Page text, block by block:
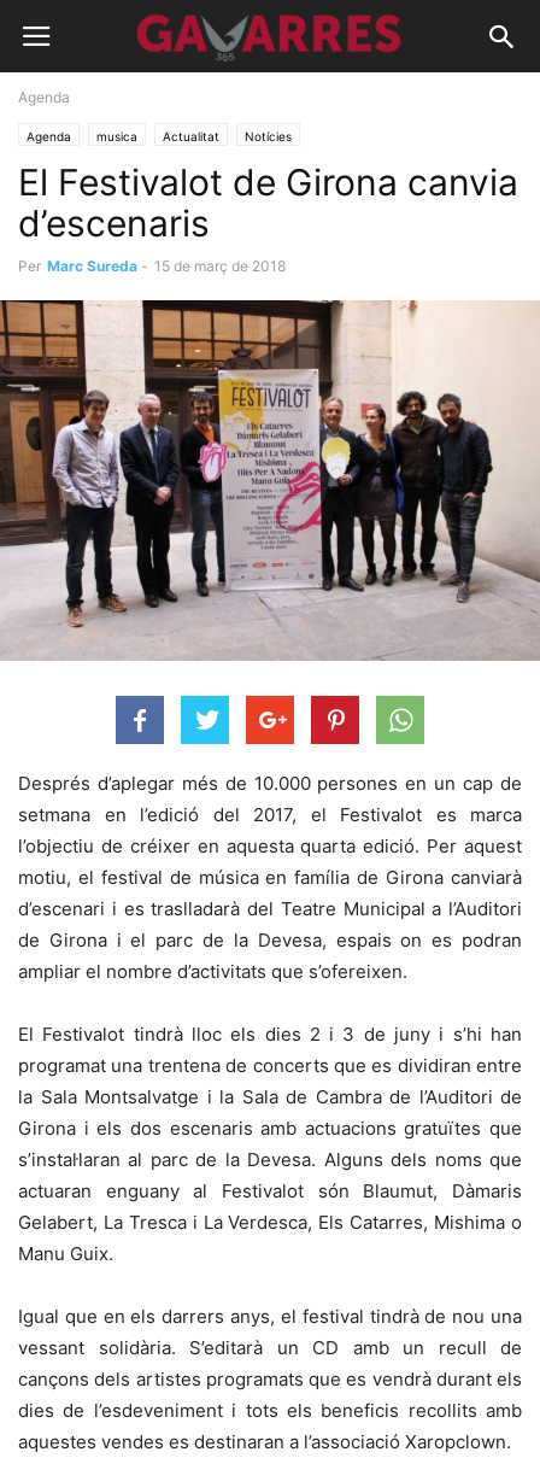
Agenda
Agenda musica Actualitat Notícies
El Festivalot de Girona canvia
d’escenaris
Per Marc Sureda - 15 de març de 2018
Després d’aplegar més de 10.000 persones en un cap de
setmana en l’edició del 2017, el Festivalot es marca
l’objectiu de créixer en aquesta quarta edició. Per aquest
motiu, el festival de música en família de Girona canviarà
d’escenari i es traslladarà del Teatre Municipal a l’Auditori
de Girona i el parc de la Devesa, espais on es podran
ampliar el nombre d’activitats que s’ofereixen.
El Festivalot tindrà lloc els dies 2 i 3 de juny i s’hi han
programat una trentena de concerts que es dividiran entre
la Sala Montsalvatge i la Sala de Cambra de l’Auditori de
Girona i els dos escenaris amb actuacions gratuïtes que
s’instal·laran al parc de la Devesa. Alguns dels noms que
actuaran enguany al Festivalot són Blaumut, Dàmaris
Gelabert, La Tresca i La Verdesca, Els Catarres, Mishima o
Manu Guix.
Igual que en els darrers anys, el festival tindrà de nou una
vessant solidària. S’editarà un CD amb un recull de
cançons dels artistes programats que es vendrà durant els
dies de l’esdeveniment i tots els beneficis recollits amb
aquestes vendes es destinaran a l’associació Xaropclown.